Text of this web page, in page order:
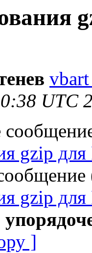
UTC
gzip для
gzip для
]